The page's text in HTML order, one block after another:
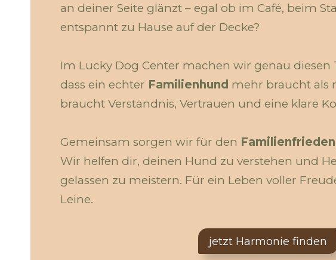
an deiner Seite glänzt – egal ob im Café, beim
entspannt zu Hause auf der Decke?
Im Lucky Dog Center machen wir genau diesen
dass ein echter Familienhund mehr braucht als
braucht Verständnis, Vertrauen und eine klare
Gemeinsam sorgen wir für den Familienfrieden
Wir helfen dir, deinen Hund zu verstehen und
gelassen zu meistern. Für ein Leben voller
Leine.
jetzt Harmonie finden